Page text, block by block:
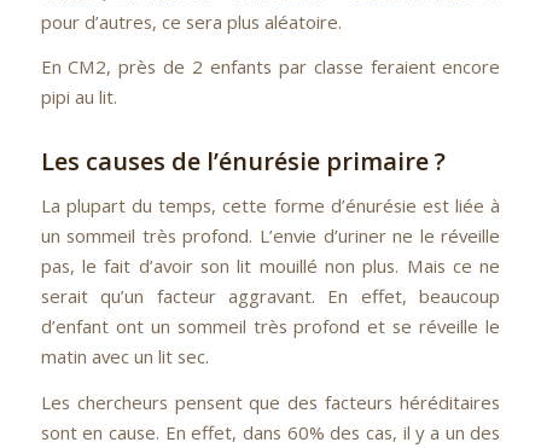
pour d’autres, ce sera plus aléatoire.
En CM2, près de 2 enfants par classe feraient encore
pipi au lit.
Les causes de l’énurésie primaire ?
La plupart du temps, cette forme d’énurésie est liée à
un sommeil très profond. L’envie d’uriner ne le réveille
pas, le fait d’avoir son lit mouillé non plus. Mais ce ne
serait qu’un facteur aggravant. En effet, beaucoup
d’enfant ont un sommeil très profond et se réveille le
matin avec un lit sec.
Les chercheurs pensent que des facteurs héréditaires
sont en cause. En effet, dans 60% des cas, il y a un des